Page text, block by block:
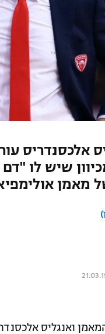
אלכסנדריס
שיש לו "דם
מאמן
ואנגליס